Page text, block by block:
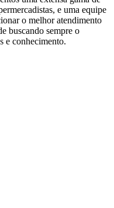
e uma equipe
o melhor atendimento
buscando sempre o
e conhecimento.